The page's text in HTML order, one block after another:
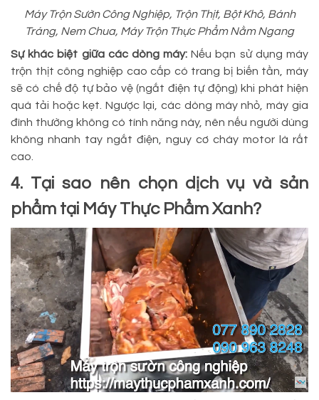
Máy Trộn Sườn Công Nghiệp, Trộn Thịt, Bột Khô, Bánh
Tráng, Nem Chua, Máy Trộn Thực Phẩm Nằm Ngang
Sự khác biệt giữa các dòng máy: Nếu bạn sử dụng máy
trộn thịt công nghiệp cao cấp có trang bị biến tần, máy
sẽ có chế độ tự bảo vệ (ngắt điện tự động) khi phát hiện
quá tải hoặc kẹt. Ngược lại, các dòng máy nhỏ, máy gia
đình thường không có tính năng này, nên nếu người dùng
không nhanh tay ngắt điện, nguy cơ cháy motor là rất
cao.
4. Tại sao nên chọn dịch vụ và sản
phẩm tại Máy Thực Phẩm Xanh?